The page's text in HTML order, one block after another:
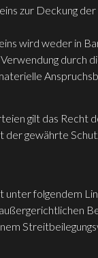
zur Deckung
wird weder in
durch
gilt das
der gewährte
unter folgendem